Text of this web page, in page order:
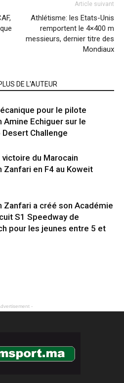
Article suivant
Athlétisme: les Etats-Unis
remportent le 4×400 m
messieurs, dernier titre des
Mondiaux
DE L'AUTEUR
pour le pilote
Amine Echiguer sur le
Challenge
victoire du Marocain
Zanfari en F4 au Koweit
Zanfari a créé son Académie
S1 Speedway de
pour les jeunes entre 5 et
-